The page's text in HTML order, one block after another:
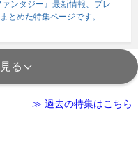
ンタジー』最新情報、プレ
とめた特集ページです。
る
≫ 過去の特集はこちら